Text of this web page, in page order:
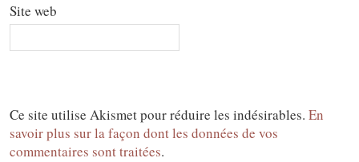
Site web
Ce site utilise Akismet pour réduire les indésirables. En
savoir plus sur la façon dont les données de vos
commentaires sont traitées.